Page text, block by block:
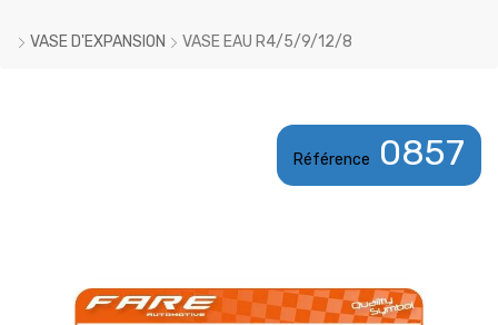
VASE D'EXPANSION VASE EAU R4/5/9/12/8
Référence 0857